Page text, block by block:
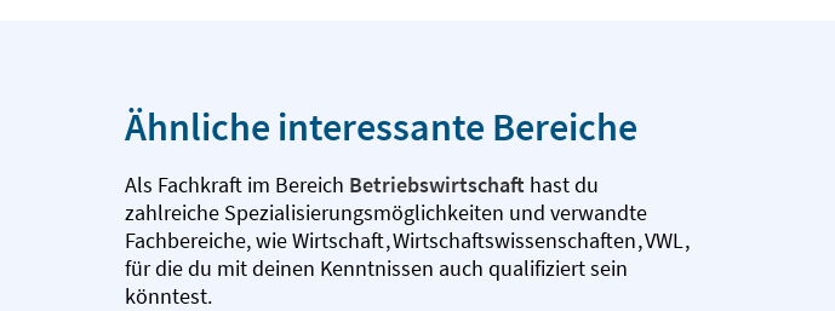
Ähnliche interessante Bereiche
Als Fachkraft im Bereich Betriebswirtschaft hast du
zahlreiche Spezialisierungsmöglichkeiten und verwandte
Fachbereiche, wieWirtschaft,Wirtschaftswissenschaften,VWL,
für die du mit deinen Kenntnissen auch qualifiziert sein
könntest.